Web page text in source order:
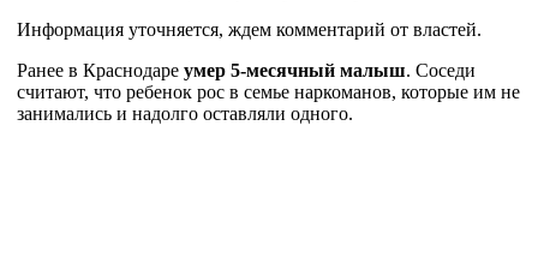
Информация уточняется, ждем комментарий от властей.
Ранее в Краснодаре умер 5-месячный малыш. Соседи
считают, что ребенок рос в семье наркоманов, которые им не
занимались и надолго оставляли одного.